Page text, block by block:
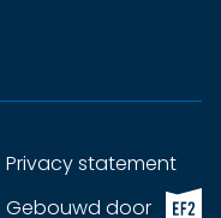
Privacy statement
Gebouwd doorEF2